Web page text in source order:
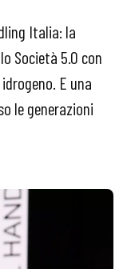
Italia: la
Società 5.0 con
E una
le generazioni